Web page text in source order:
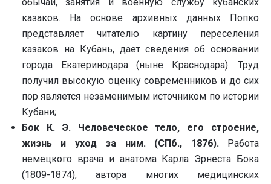
казаков. На основе архивных данных Попко
представляет читателю картину переселения
казаков на Кубань, дает сведения об основании
города Екатеринодара (ныне Краснодара). Труд
получил высокую оценку современников и до сих
пор является незаменимым источником по истории
Кубани;
Бок К. Э. Человеческое тело, его строение,
жизнь и уход за ним. (СПб., 1876).Работа
немецкого врача и анатома Карла Эрнеста Бока
(1809-1874), автора многих медицинских